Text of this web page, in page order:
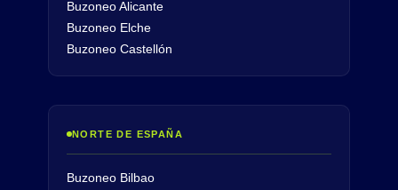
Buzoneo Alicante
Buzoneo Elche
Buzoneo Castellón
NORTE DE ESPAÑA
Buzoneo Bilbao